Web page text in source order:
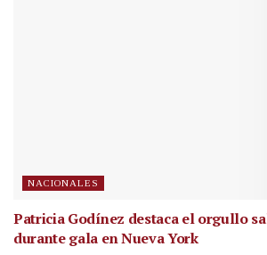
NACIONALES
Patricia Godínez destaca el orgullo
durante gala en Nueva York